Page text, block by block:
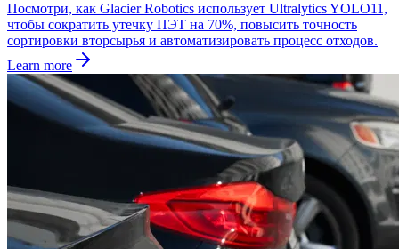
Посмотри, как Glacier Robotics использует Ultralytics YOLO11,
чтобы сократить утечку ПЭТ на 70%, повысить точность
сортировки вторсырья и автоматизировать процесс отходов.
Learn more